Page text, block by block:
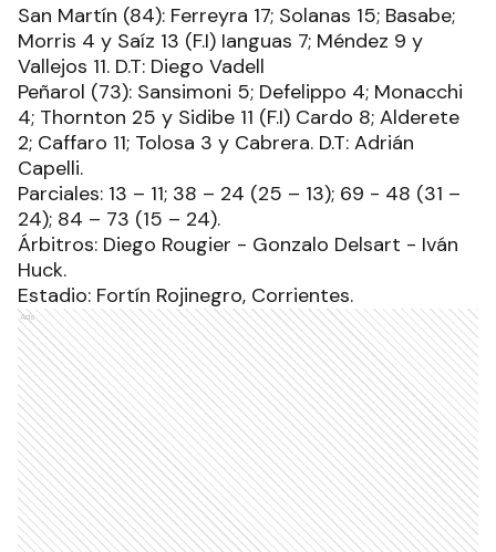
San Martín (84): Ferreyra 17; Solanas 15; Basabe;
Morris 4 y Saíz 13 (F.I) Ianguas 7; Méndez 9 y
Vallejos 11. D.T: Diego Vadell
Peñarol (73): Sansimoni 5; Defelippo 4; Monacchi
4; Thornton 25 y Sidibe 11 (F.I) Cardo 8; Alderete
2; Caffaro 11; Tolosa 3 y Cabrera. D.T: Adrián
Capelli.
Parciales: 13 – 11; 38 – 24 (25 – 13); 69 - 48 (31 –
24); 84 – 73 (15 – 24).
Árbitros: Diego Rougier - Gonzalo Delsart - Iván
Huck.
Estadio: Fortín Rojinegro, Corrientes.
Ads